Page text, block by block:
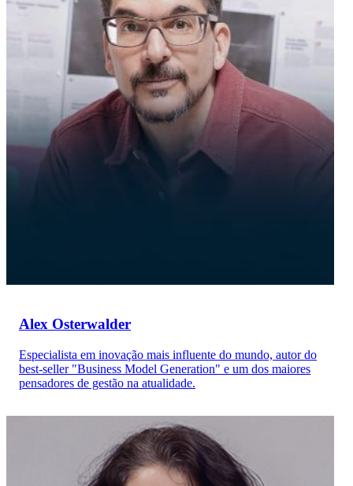
Alex Osterwalder
Especialista em inovação mais influente do mundo, autor do
best-seller "Business Model Generation" e um dos maiores
pensadores de gestão na atualidade.